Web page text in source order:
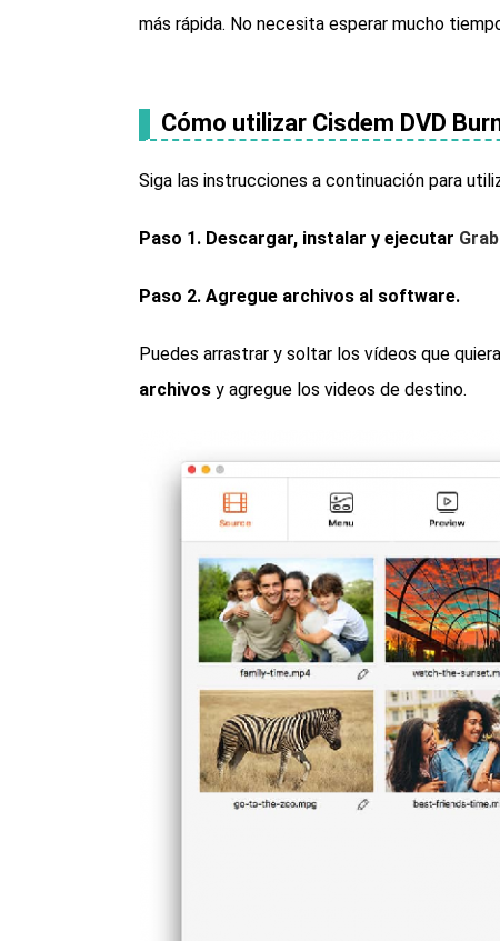
más rápida. No necesita esperar mucho
Cómo utilizar Cisdem DVD
Siga las instrucciones a continuación para
Paso 1. Descargar, instalar y ejecutar
Paso 2. Agregue archivos al software.
Puedes arrastrar y soltar los vídeos que
archivosy agregue los videos de destino.